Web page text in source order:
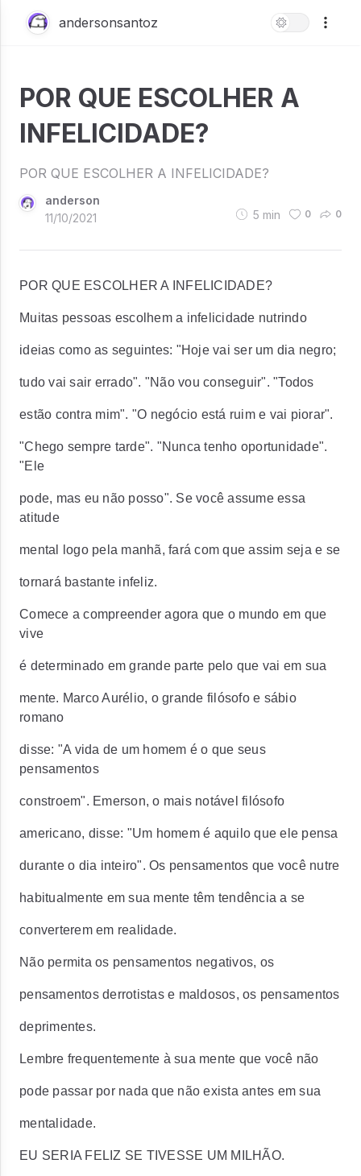
andersonsantoz
POR QUE ESCOLHER A
INFELICIDADE?
POR QUE ESCOLHER A INFELICIDADE?
anderson
11/10/2021
5 min 0 0
POR QUE ESCOLHER A INFELICIDADE?
Muitas pessoas escolhem a infelicidade nutrindo
ideias como as seguintes: "Hoje vai ser um dia negro;
tudo vai sair errado". "Não vou conseguir". "Todos
estão contra mim". "O negócio está ruim e vai piorar".
"Chego sempre tarde". "Nunca tenho oportunidade".
"Ele
pode, mas eu não posso". Se você assume essa
atitude
mental logo pela manhã, fará com que assim seja e se
tornará bastante infeliz.
Comece a compreender agora que o mundo em que
vive
é determinado em grande parte pelo que vai em sua
mente. Marco Aurélio, o grande filósofo e sábio
romano
disse: "A vida de um homem é o que seus
pensamentos
constroem". Emerson, o mais notável filósofo
americano, disse: "Um homem é aquilo que ele pensa
durante o dia inteiro". Os pensamentos que você nutre
habitualmente em sua mente têm tendência a se
converterem em realidade.
Não permita os pensamentos negativos, os
pensamentos derrotistas e maldosos, os pensamentos
deprimentes.
Lembre frequentemente à sua mente que você não
pode passar por nada que não exista antes em sua
mentalidade.
EU SERIA FELIZ SE TIVESSE UM MILHÃO.